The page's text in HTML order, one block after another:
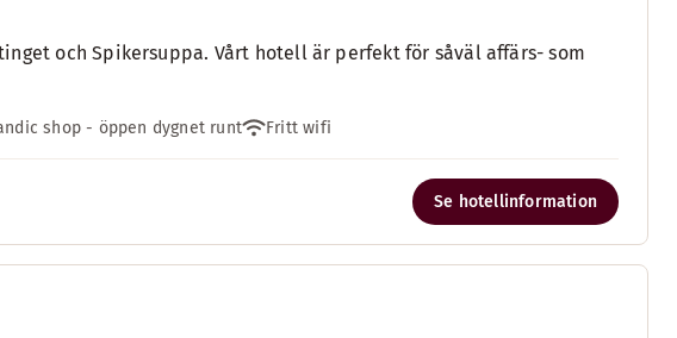
och Spikersuppa. Vårt hotell är perfekt för såväl affärs- som
shop - öppen dygnet runt Fritt wifi
Se hotellinformation